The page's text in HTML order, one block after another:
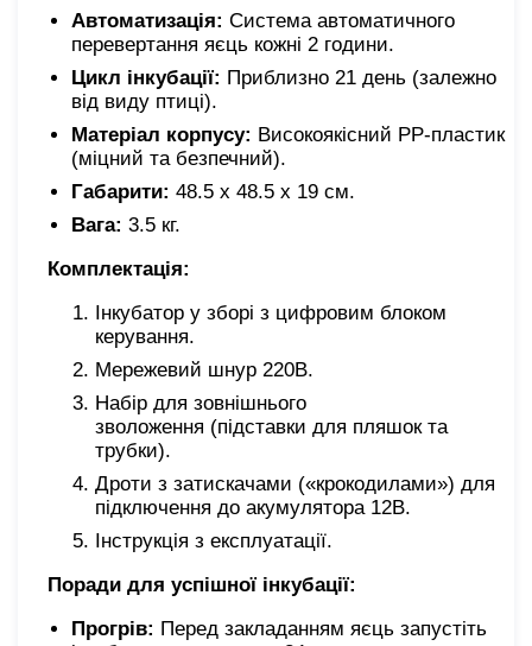
Автоматизація: Система автоматичного
перевертання яєць кожні 2 години.
Цикл інкубації: Приблизно 21 день (залежно
від виду птиці).
Матеріал корпусу: Високоякісний PP-пластик
(міцний та безпечний).
Габарити: 48.5 х 48.5 х 19 см.
Вага: 3.5 кг.
Комплектація:
Інкубатор у зборі з цифровим блоком
керування.
Мережевий шнур 220В.
Набір для зовнішнього
зволоження (підставки для пляшок та
трубки).
Дроти з затискачами («крокодилами») для
підключення до акумулятора 12В.
Інструкція з експлуатації.
Поради для успішної інкубації:
Прогрів: Перед закладанням яєць запустіть